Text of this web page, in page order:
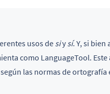
usos de siysí. Y, si bien
como LanguageTool. Este
las normas de ortografía